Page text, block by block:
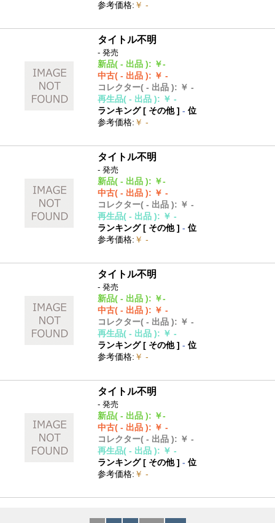
参考価格: ￥ -
タイトル不明
- 発売
新品( - 出品 ): ￥-
中古( - 出品 ): ￥ -
コレクター( - 出品 ): ￥ -
再生品( - 出品 ): ￥ -
ランキング [ その他]- 位
参考価格: ￥ -
タイトル不明
- 発売
新品( - 出品 ): ￥-
中古( - 出品 ): ￥ -
コレクター( - 出品 ): ￥ -
再生品( - 出品 ): ￥ -
ランキング [ その他]- 位
参考価格: ￥ -
タイトル不明
- 発売
新品( - 出品 ): ￥-
中古( - 出品 ): ￥ -
コレクター( - 出品 ): ￥ -
再生品( - 出品 ): ￥ -
ランキング [ その他]- 位
参考価格: ￥ -
タイトル不明
- 発売
新品( - 出品 ): ￥-
中古( - 出品 ): ￥ -
コレクター( - 出品 ): ￥ -
再生品( - 出品 ): ￥ -
ランキング [ その他]- 位
参考価格: ￥ -